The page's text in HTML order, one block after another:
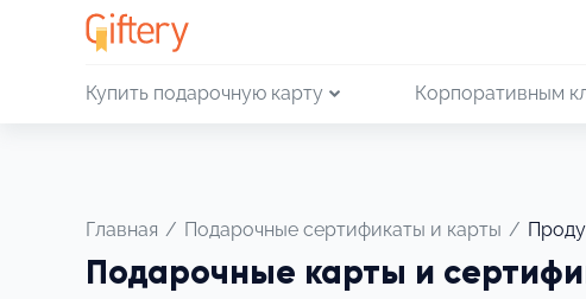
Купить подарочную карту Корпоративным
Главная / Подарочные сертификаты и карты /
Подарочные карты и